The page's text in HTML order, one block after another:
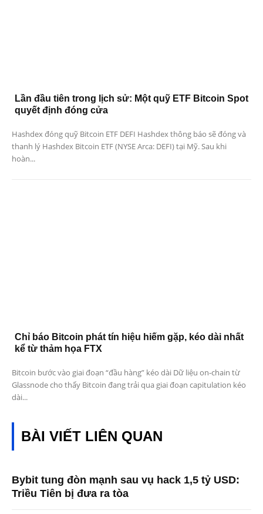
Lần đầu tiên trong lịch sử: Một quỹ ETF Bitcoin Spot
quyết định đóng cửa
Hashdex đóng quỹ Bitcoin ETF DEFI Hashdex thông báo sẽ đóng và
thanh lý Hashdex Bitcoin ETF (NYSE Arca: DEFI) tại Mỹ. Sau khi
hoàn...
Chỉ báo Bitcoin phát tín hiệu hiếm gặp, kéo dài nhất
kể từ thảm họa FTX
Bitcoin bước vào giai đoạn “đầu hàng” kéo dài Dữ liệu on-chain từ
Glassnode cho thấy Bitcoin đang trải qua giai đoạn capitulation kéo
dài...
BÀI VIẾT LIÊN QUAN
Bybit tung đòn mạnh sau vụ hack 1,5 tỷ USD:
Triều Tiên bị đưa ra tòa